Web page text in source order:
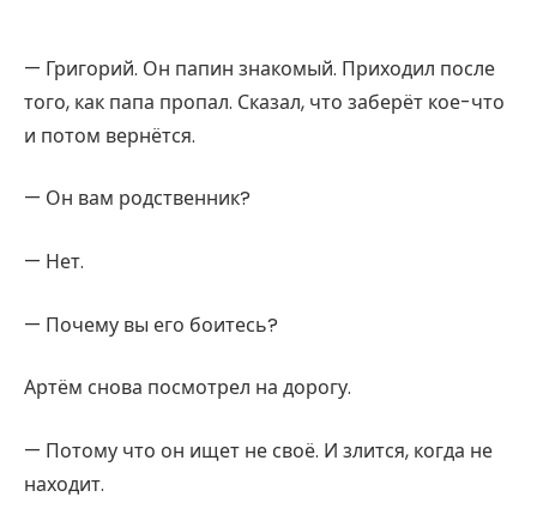
— Григорий. Он папин знакомый. Приходил после
того, как папа пропал. Сказал, что заберёт кое-что
и потом вернётся.
— Он вам родственник?
— Нет.
— Почему вы его боитесь?
Артём снова посмотрел на дорогу.
— Потому что он ищет не своё. И злится, когда не
находит.